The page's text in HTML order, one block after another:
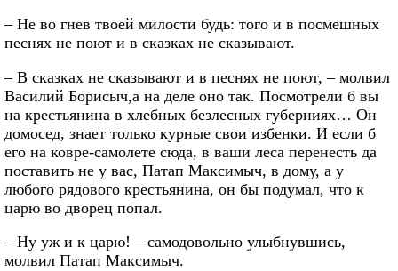
– Не во гнев твоей милости будь: того и в посмешных
песнях не поют и в сказках не сказывают.
– В сказках не сказывают и в песнях не поют, – молвил
Василий Борисыч,а на деле оно так. Посмотрели б вы
на крестьянина в хлебных безлесных губерниях… Он
домосед, знает только курные свои избенки. И если б
его на ковре-самолете сюда, в ваши леса перенесть да
поставить не у вас, Патап Максимыч, в дому, а у
любого рядового крестьянина, он бы подумал, что к
царю во дворец попал.
– Ну уж и к царю! – самодовольно улыбнувшись,
молвил Патап Максимыч.